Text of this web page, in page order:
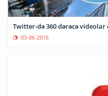
Twitter-də 360 dərəcə videolar
03-06-2016